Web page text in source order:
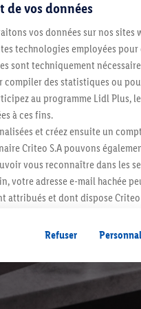
vos données
vos données sur nos sites
technologies employées pour
sont techniquement
compiler des statistiques ou
au programme Lidl Plus,
à ces fins.
et créez ensuite un
Criteo S.A pouvons
vous reconnaître dans les
votre adresse e-mail hachée
attribués et dont dispose Criteo
un panier d’un webshop
et plusieurs services de Lidl si
adresse e-mail hachée et,
et trouver de plus amples
Refuser